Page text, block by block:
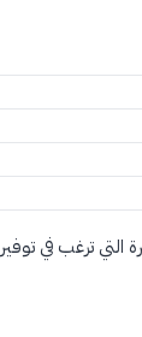
ترغب في توفير